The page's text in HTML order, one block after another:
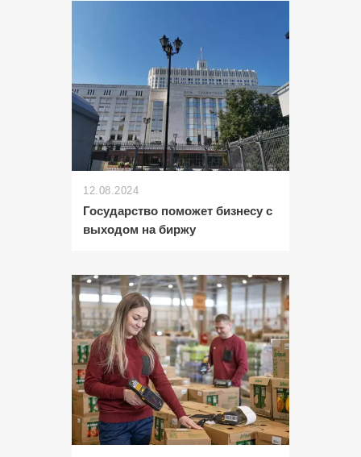
12.08.2024
Государство поможет бизнесу с
выходом на биржу